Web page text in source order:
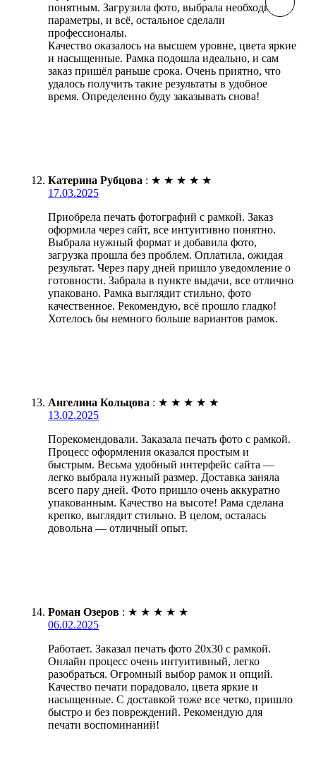
понятным. Загрузила фото, выбрала необходимые
параметры, и всё, остальное сделали
профессионалы.
Качество оказалось на высшем уровне, цвета яркие
и насыщенные. Рамка подошла идеально, и сам
заказ пришёл раньше срока. Очень приятно, что
удалось получить такие результаты в удобное
время. Определенно буду заказывать снова!
Катерина Рубцова : ★ ★ ★ ★ ★
17.03.2025
Приобрела печать фотографий с рамкой. Заказ
оформила через сайт, все интуитивно понятно.
Выбрала нужный формат и добавила фото,
загрузка прошла без проблем. Оплатила, ожидая
результат. Через пару дней пришло уведомление о
готовности. Забрала в пункте выдачи, все отлично
упаковано. Рамка выглядит стильно, фото
качественное. Рекомендую, всё прошло гладко!
Хотелось бы немного больше вариантов рамок.
Ангелина Кольцова : ★ ★ ★ ★ ★
13.02.2025
Порекомендовали. Заказала печать фото с рамкой.
Процесс оформления оказался простым и
быстрым. Весьма удобный интерфейс сайта —
легко выбрала нужный размер. Доставка заняла
всего пару дней. Фото пришло очень аккуратно
упакованным. Качество на высоте! Рама сделана
крепко, выглядит стильно. В целом, осталась
довольна — отличный опыт.
Роман Озеров : ★ ★ ★ ★ ★
06.02.2025
Работает. Заказал печать фото 20х30 с рамкой.
Онлайн процесс очень интуитивный, легко
разобраться. Огромный выбор рамок и опций.
Качество печати порадовало, цвета яркие и
насыщенные. С доставкой тоже все четко, пришло
быстро и без повреждений. Рекомендую для
печати воспоминаний!